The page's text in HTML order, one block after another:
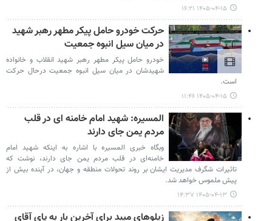
۱۴۰۵-۰۴-۱۵ ۱۶:۲۱
حرکت خودرو حامل پیکر مطهر رهبر شهید
در میان سیل انبوه جمعیت
خودرو حامل پیکر مطهر رهبر شهید انقلاب و خانواده
شهیدشان در میان سیل انبوه جمعیت درحال حرکت
است.
۱۴۰۵-۰۴-۱۵ ۱۱:۴۶
المسیره: شهید امام خامنه ای در قلب
مردم یمن جای دارند
وبگاه خبری المسیره با اشاره به اینکه شهید امام
خامنه‌ای در قلب مردم یمن جای دارند، نوشت که
تاثیرات شگرف مدیریت ایشان بر روند تحولات منطقه‌ و جهان، در آینده بیش از
پیش ملموس خواهد شد.
۱۴۰۵-۰۴-۱۳ ۱۴:۳۷
زیلوهای میبد برای آخرین بار به پای آقای